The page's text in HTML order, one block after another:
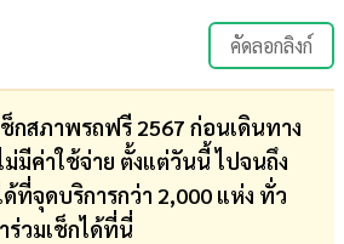
คัดลอกลิงก์
ช็กสภาพรถฟรี 2567 ก่อนเดินทาง
มีค่าใช้จ่าย ตั้งแต่วันนี้ ไปจนถึง
ที่จุดบริการกว่า 2,000 แห่ง ทั่ว
ร่วมเช็กได้ที่นี่